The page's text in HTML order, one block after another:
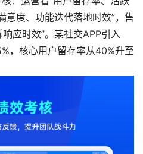
意度、功能迭代落地时效”，售
应时效”。某社交APP引入
，核心用户留存率从40%升至